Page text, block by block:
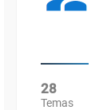
28
Temas